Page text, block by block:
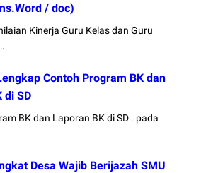
/ doc)
Kinerja Guru Kelas dan Guru
Contoh Program BK dan
di SD
BK dan Laporan BK di SD . pada
Desa Wajib Berijazah SMU